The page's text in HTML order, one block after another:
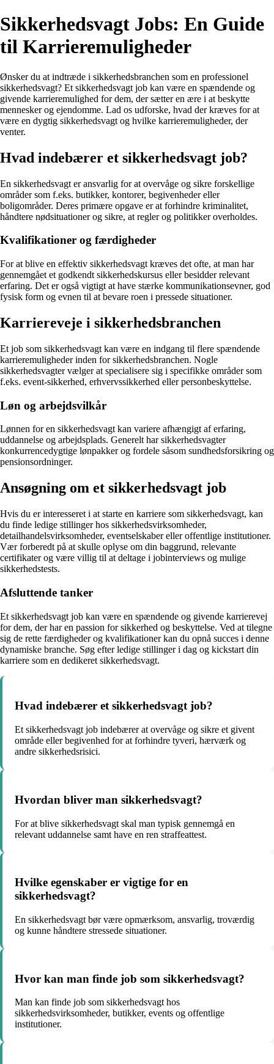
Sikkerhedsvagt Jobs: En Guide
til Karrieremuligheder
Ønsker du at indtræde i sikkerhedsbranchen som en professionel
sikkerhedsvagt? Et sikkerhedsvagt job kan være en spændende og
givende karrieremulighed for dem, der sætter en ære i at beskytte
mennesker og ejendomme. Lad os udforske, hvad der kræves for at
være en dygtig sikkerhedsvagt og hvilke karrieremuligheder, der
venter.
Hvad indebærer et sikkerhedsvagt job?
En sikkerhedsvagt er ansvarlig for at overvåge og sikre forskellige
områder som f.eks. butikker, kontorer, begivenheder eller
boligområder. Deres primære opgave er at forhindre kriminalitet,
håndtere nødsituationer og sikre, at regler og politikker overholdes.
Kvalifikationer og færdigheder
For at blive en effektiv sikkerhedsvagt kræves det ofte, at man har
gennemgået et godkendt sikkerhedskursus eller besidder relevant
erfaring. Det er også vigtigt at have stærke kommunikationsevner, god
fysisk form og evnen til at bevare roen i pressede situationer.
Karriereveje i sikkerhedsbranchen
Et job som sikkerhedsvagt kan være en indgang til flere spændende
karrieremuligheder inden for sikkerhedsbranchen. Nogle
sikkerhedsvagter vælger at specialisere sig i specifikke områder som
f.eks. event-sikkerhed, erhvervssikkerhed eller personbeskyttelse.
Løn og arbejdsvilkår
Lønnen for en sikkerhedsvagt kan variere afhængigt af erfaring,
uddannelse og arbejdsplads. Generelt har sikkerhedsvagter
konkurrencedygtige lønpakker og fordele såsom sundhedsforsikring og
pensionsordninger.
Ansøgning om et sikkerhedsvagt job
Hvis du er interesseret i at starte en karriere som sikkerhedsvagt, kan
du finde ledige stillinger hos sikkerhedsvirksomheder,
detailhandelsvirksomheder, eventselskaber eller offentlige institutioner.
Vær forberedt på at skulle oplyse om din baggrund, relevante
certifikater og være villig til at deltage i jobinterviews og mulige
sikkerhedstests.
Afsluttende tanker
Et sikkerhedsvagt job kan være en spændende og givende karrierevej
for dem, der har en passion for sikkerhed og beskyttelse. Ved at tilegne
sig de rette færdigheder og kvalifikationer kan du opnå succes i denne
dynamiske branche. Søg efter ledige stillinger i dag og kickstart din
karriere som en dedikeret sikkerhedsvagt.
Hvad indebærer et sikkerhedsvagt job?
Et sikkerhedsvagt job indebærer at overvåge og sikre et givent
område eller begivenhed for at forhindre tyveri, hærværk og
andre sikkerhedsrisici.
Hvordan bliver man sikkerhedsvagt?
For at blive sikkerhedsvagt skal man typisk gennemgå en
relevant uddannelse samt have en ren straffeattest.
Hvilke egenskaber er vigtige for en
sikkerhedsvagt?
En sikkerhedsvagt bør være opmærksom, ansvarlig, troværdig
og kunne håndtere stressede situationer.
Hvor kan man finde job som sikkerhedsvagt?
Man kan finde job som sikkerhedsvagt hos
sikkerhedsvirksomheder, butikker, events og offentlige
institutioner.